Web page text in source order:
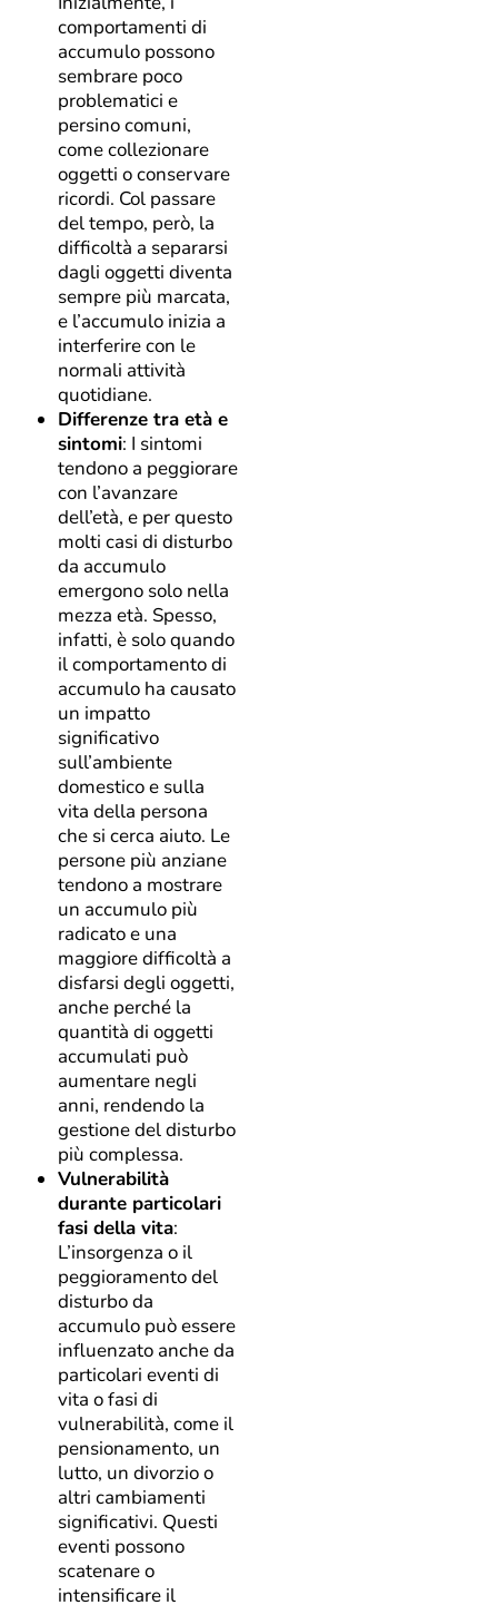
comportamenti di
accumulo possono
sembrare poco
problematici e
persino comuni,
come collezionare
oggetti o conservare
ricordi. Col passare
del tempo, però, la
difficoltà a separarsi
dagli oggetti diventa
sempre più marcata,
e l’accumulo inizia a
interferire con le
normali attività
quotidiane.
Differenze tra età e
sintomi: I sintomi
tendono a peggiorare
con l’avanzare
dell’età, e per questo
molti casi di disturbo
da accumulo
emergono solo nella
mezza età. Spesso,
infatti, è solo quando
il comportamento di
accumulo ha causato
un impatto
significativo
sull’ambiente
domestico e sulla
vita della persona
che si cerca aiuto. Le
persone più anziane
tendono a mostrare
un accumulo più
radicato e una
maggiore difficoltà a
disfarsi degli oggetti,
anche perché la
quantità di oggetti
accumulati può
aumentare negli
anni, rendendo la
gestione del disturbo
più complessa.
Vulnerabilità
durante particolari
fasi della vita:
L’insorgenza o il
peggioramento del
disturbo da
accumulo può essere
influenzato anche da
particolari eventi di
vita o fasi di
vulnerabilità, come il
pensionamento, un
lutto, un divorzio o
altri cambiamenti
significativi. Questi
eventi possono
scatenare o
intensificare il